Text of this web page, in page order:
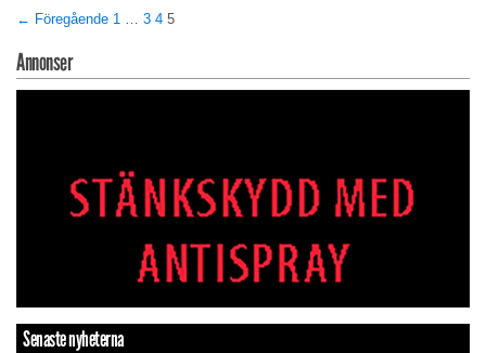
← Föregående 1 … 3 4 5
Annonser
Senaste nyheterna